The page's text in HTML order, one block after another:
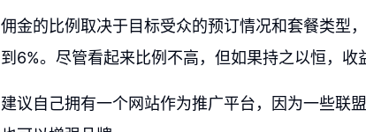
佣金的比例取决于目标受众的预订情况和套餐类型
到6%。尽管看起来比例不高，但如果持之以恒，收
建议自己拥有一个网站作为推广平台，因为一些联